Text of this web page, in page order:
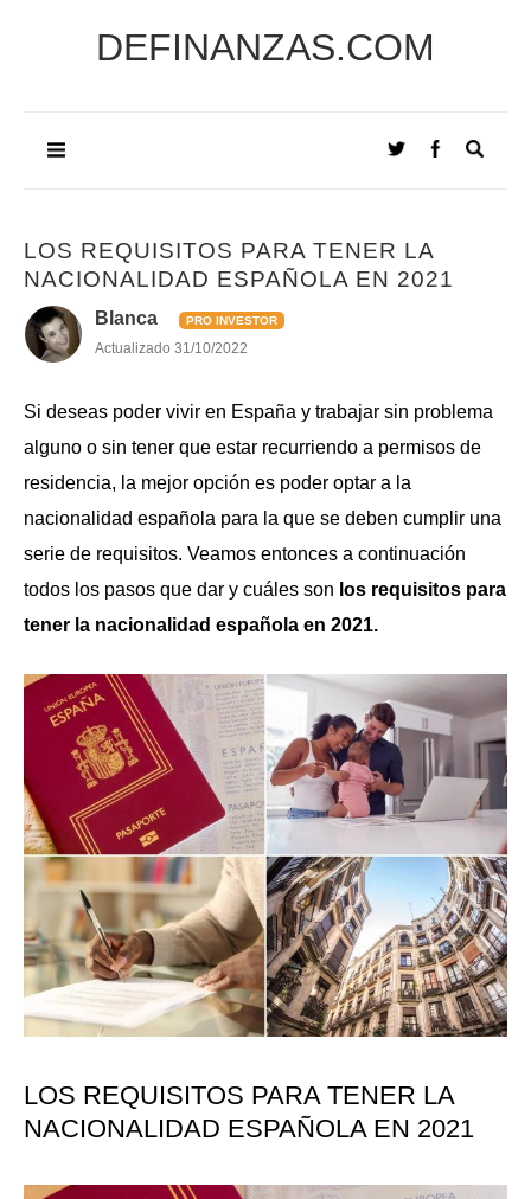
DEFINANZAS.COM
LOS REQUISITOS PARA TENER LA
NACIONALIDAD ESPAÑOLA EN 2021
Blanca PRO INVESTOR
Actualizado 31/10/2022
Si deseas poder vivir en España y trabajar sin problema
alguno o sin tener que estar recurriendo a permisos de
residencia, la mejor opción es poder optar a la
nacionalidad española para la que se deben cumplir una
serie de requisitos. Veamos entonces a continuación
todos los pasos que dar y cuáles son los requisitos para
tener la nacionalidad española en 2021.
LOS REQUISITOS PARA TENER LA
NACIONALIDAD ESPAÑOLA EN 2021